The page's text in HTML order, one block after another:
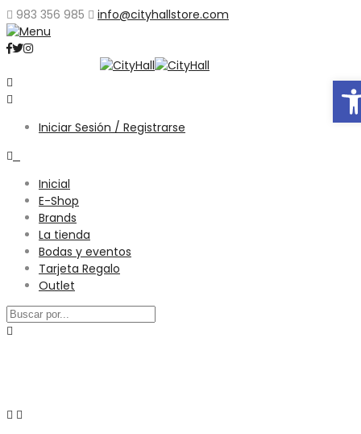
983 356 985 info@cityhallstore.com
Iniciar Sesión / Registrarse
Inicial
E-Shop
Brands
La tienda
Bodas y eventos
Tarjeta Regalo
Outlet